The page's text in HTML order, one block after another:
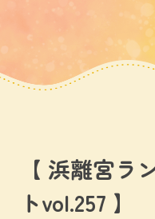
【 浜離宮ラ
トvol.257